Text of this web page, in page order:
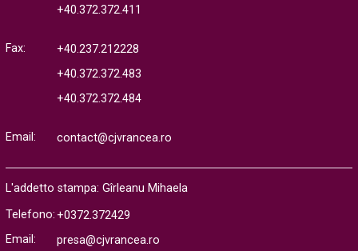
+40.372.372.411
Fax:
+40.237.212228
+40.372.372.483
+40.372.372.484
Email: contact@cjvrancea.ro
L'addetto stampa: Gîrleanu Mihaela
Telefono: +0372.372429
Email:
presa@cjvrancea.ro